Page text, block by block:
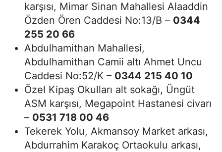
karşısı, Mimar Sinan Mahallesi Alaaddin
Özden Ören Caddesi No:13/B – 0344
255 20 66
Abdulhamithan Mahallesi,
Abdulhamithan Camii altı Ahmet Uncu
Caddesi No:52/K – 0344 215 40 10
Özel Kipaş Okulları alt sokağı, Üngüt
ASM karşısı, Megapoint Hastanesi civarı
– 0531 718 00 46
Tekerek Yolu, Akmansoy Market arkası,
Abdurrahim Karakoç Ortaokulu arkası,